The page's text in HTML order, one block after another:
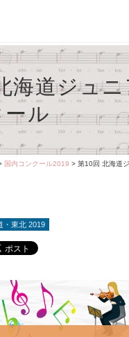
海道ジュ
ール
国内コンクール2019 > 第10回 北海道
・東北 2019